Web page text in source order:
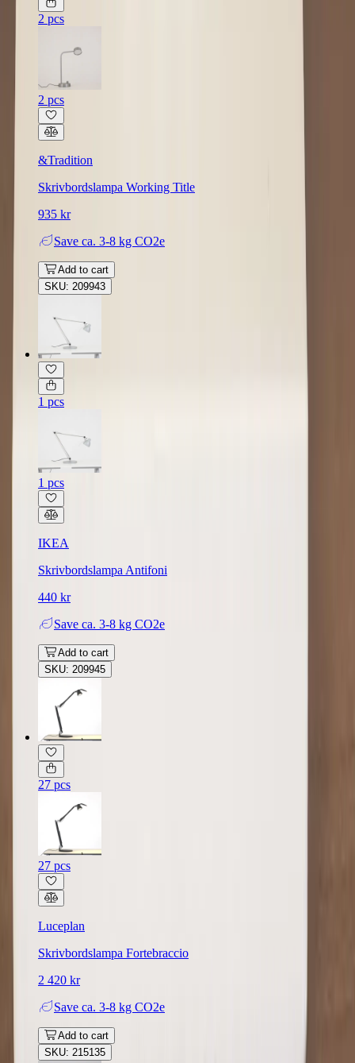
2 pcs
2 pcs
&Tradition
Skrivbordslampa Working Title
935 kr
Save ca. 3-8 kg CO2e
Add to cart
SKU: 209943
1 pcs
1 pcs
IKEA
Skrivbordslampa Antifoni
440 kr
Save ca. 3-8 kg CO2e
Add to cart
SKU: 209945
27 pcs
27 pcs
Luceplan
Skrivbordslampa Fortebraccio
2 420 kr
Save ca. 3-8 kg CO2e
Add to cart
SKU: 215135